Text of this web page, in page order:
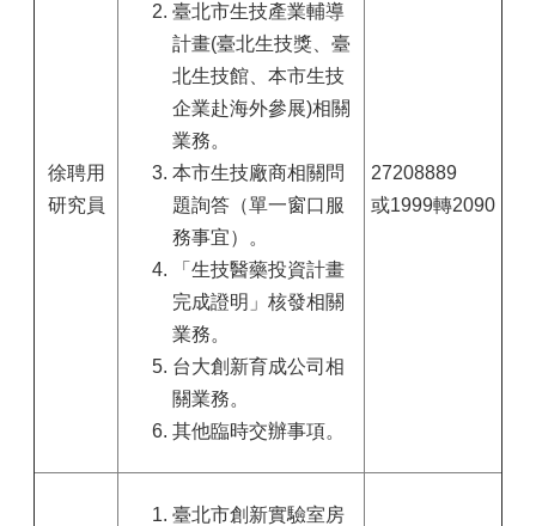
徐聘用
研究員
臺北市生技產業輔導
計畫(臺北生技獎、臺
北生技館、本市生技
企業赴海外參展)相關
業務。
本市生技廠商相關問
題詢答（單一窗口服
務事宜）。
「生技醫藥投資計畫
完成證明」核發相關
業務。
台大創新育成公司相
關業務。
其他臨時交辦事項。
27208889
或1999轉2090
臺北市創新實驗室房